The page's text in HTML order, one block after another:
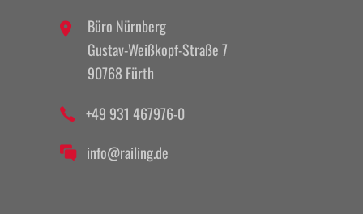
Büro Nürnberg
Gustav-Weißkopf-Straße 7
90768 Fürth
+49 931 467976-0
info@railing.de